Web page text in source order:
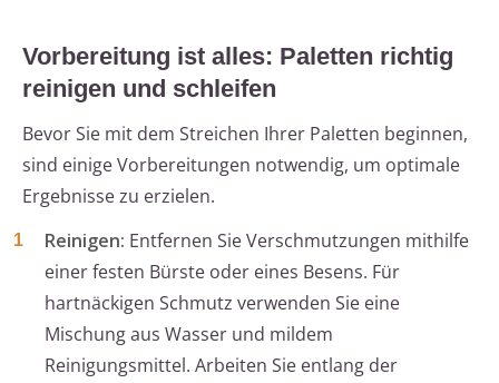
Vorbereitung ist alles: Paletten richtig
reinigen und schleifen
Bevor Sie mit dem Streichen Ihrer Paletten beginnen,
sind einige Vorbereitungen notwendig, um optimale
Ergebnisse zu erzielen.
Reinigen: Entfernen Sie Verschmutzungen mithilfe
einer festen Bürste oder eines Besens. Für
hartnäckigen Schmutz verwenden Sie eine
Mischung aus Wasser und mildem
Reinigungsmittel. Arbeiten Sie entlang der